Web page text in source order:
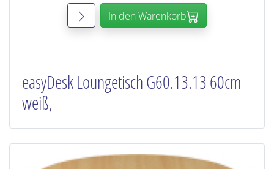
In den Warenkorb
easyDesk Loungetisch G60.13.13 60cm
weiß,